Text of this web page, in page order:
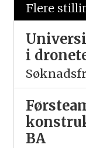
Flere
i
BA